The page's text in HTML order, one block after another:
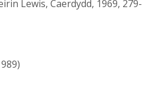
Lewis, Caerdydd, 1969, 279-